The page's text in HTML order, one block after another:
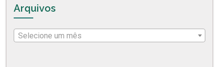
Arquivos
Selecione um mês